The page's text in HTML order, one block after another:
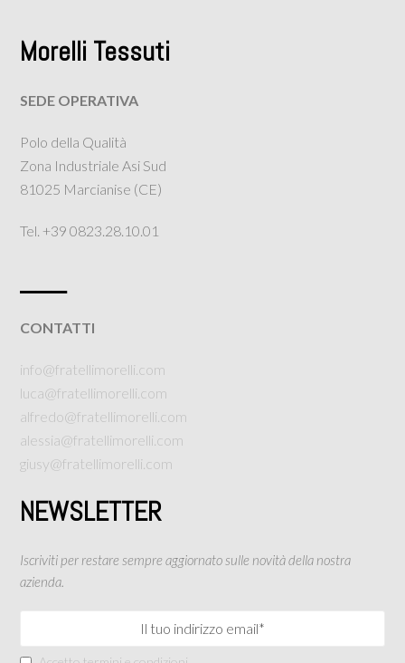
Morelli Tessuti
SEDE OPERATIVA
Polo della Qualità
Zona Industriale Asi Sud
81025 Marcianise (CE)
Tel. +39 0823.28.10.01
CONTATTI
info@fratellimorelli.com
luca@fratellimorelli.com
alfredo@fratellimorelli.com
alessia@fratellimorelli.com
giusy@fratellimorelli.com
NEWSLETTER
Iscriviti per restare sempre aggiornato sulle novità della nostra
azienda.